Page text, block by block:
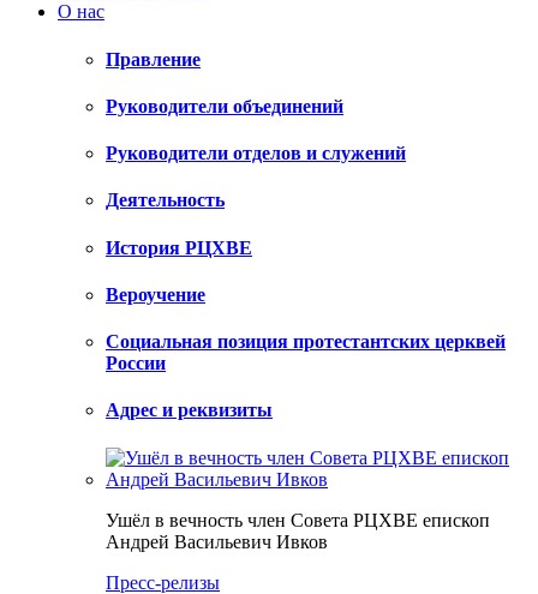
О нас
Правление
Руководители объединений
Руководители отделов и служений
Деятельность
История РЦХВЕ
Вероучение
Социальная позиция протестантских церквей
России
Адрес и реквизиты
Ушёл в вечность член Совета РЦХВЕ епископ
Андрей Васильевич Ивков
Пресс-релизы